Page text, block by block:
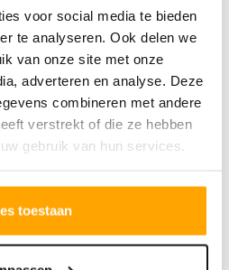
voor social media te bieden
te analyseren. Ook delen we
van onze site met onze
adverteren en analyse. Deze
combineren met andere
verstrekt of die ze hebben
gebruik van hun services.
toestaan
Tilburg. Een
van 20
aan het
Hier woon
nieuwbouw